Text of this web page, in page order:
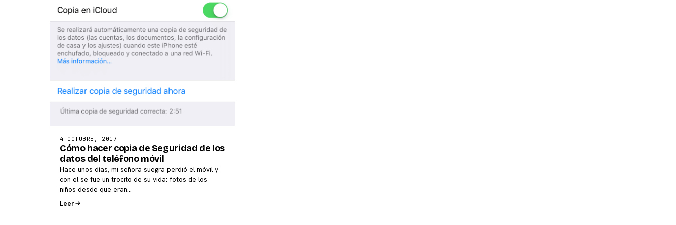
4 OCTUBRE, 2017
Cómo hacer copia de Seguridad de los
datos del teléfono móvil
Hace unos días, mi señora suegra perdió el móvil y
con el se fue un trocito de su vida: fotos de los
niños desde que eran…
Leer